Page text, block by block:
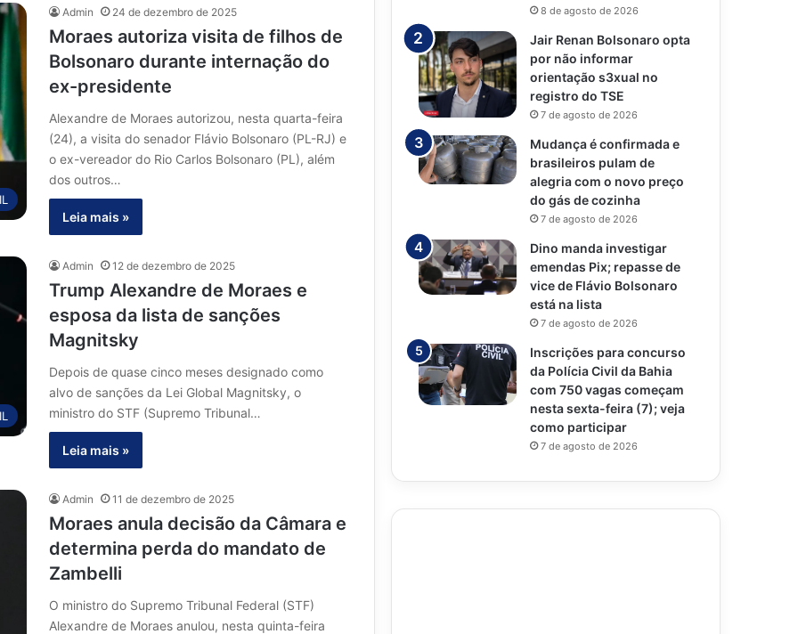
Admin 24 de dezembro de 2025
Moraes autoriza visita de filhos de
Bolsonaro durante internação do
ex-presidente
Alexandre de Moraes autorizou, nesta quarta-feira
(24), a visita do senador Flávio Bolsonaro (PL-RJ) e
o ex-vereador do Rio Carlos Bolsonaro (PL), além
dos outros…
Leia mais »
Admin 12 de dezembro de 2025
Trump Alexandre de Moraes e
esposa da lista de sanções
Magnitsky
Depois de quase cinco meses designado como
alvo de sanções da Lei Global Magnitsky, o
ministro do STF (Supremo Tribunal…
Leia mais »
Admin 11 de dezembro de 2025
Moraes anula decisão da Câmara e
determina perda do mandato de
Zambelli
O ministro do Supremo Tribunal Federal (STF)
Alexandre de Moraes anulou, nesta quinta-feira
8 de agosto de 2026
Jair Renan Bolsonaro opta
por não informar
orientação s3xual no
registro do TSE
7 de agosto de 2026
Mudança é confirmada e
brasileiros pulam de
alegria com o novo preço
do gás de cozinha
7 de agosto de 2026
Dino manda investigar
emendas Pix; repasse de
vice de Flávio Bolsonaro
está na lista
7 de agosto de 2026
Inscrições para concurso
da Polícia Civil da Bahia
com 750 vagas começam
nesta sexta-feira (7); veja
como participar
7 de agosto de 2026